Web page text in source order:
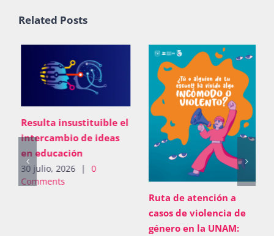
Related Posts
Resulta insustituible el
intercambio de ideas
en educación
30 julio, 2026 |
0
Comments
Ruta de atención a
casos de violencia de
género en la UNAM: